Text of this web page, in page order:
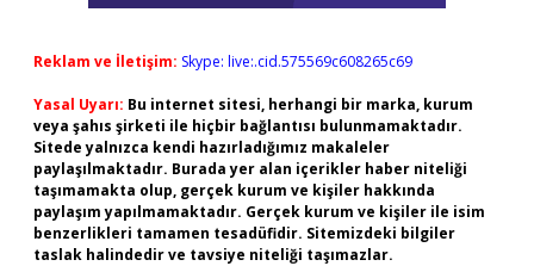
Reklam ve İletişim: Skype: live:.cid.575569c608265c69
Yasal Uyarı: Bu internet sitesi, herhangi bir marka, kurum
veya şahıs şirketi ile hiçbir bağlantısı bulunmamaktadır.
Sitede yalnızca kendi hazırladığımız makaleler
paylaşılmaktadır. Burada yer alan içerikler haber niteliği
taşımamakta olup, gerçek kurum ve kişiler hakkında
paylaşım yapılmamaktadır. Gerçek kurum ve kişiler ile isim
benzerlikleri tamamen tesadüfidir. Sitemizdeki bilgiler
taslak halindedir ve tavsiye niteliği taşımazlar.